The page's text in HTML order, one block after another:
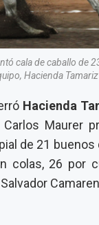
cala de caballo de
Hacienda Tamariz
Hacienda
Carlos Maurer
de 21
colas, 26 por